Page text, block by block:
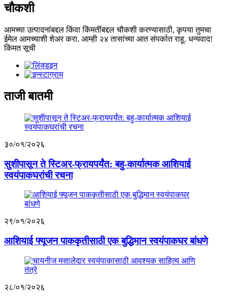
चौकशी
आमच्या उत्पादनांबद्दल किंवा किंमतींबद्दल चौकशी करण्यासाठी, कृपया तुमचा
ईमेल आमच्याशी शेअर करा. आम्ही २४ तासांच्या आत संपर्कात राहू. धन्यवाद!
किंमत सूची
ताजी बातमी
३०/०१/२०२६
सुशीपासून ते स्टिअर-फ्रायपर्यंत: बहु-कार्यात्मक आशियाई
स्वयंपाकघरांची रचना
२९/०१/२०२६
आशियाई फ्यूजन पाककृतीसाठी एक बुद्धिमान स्वयंपाकघर बांधणे
२८/०१/२०२६